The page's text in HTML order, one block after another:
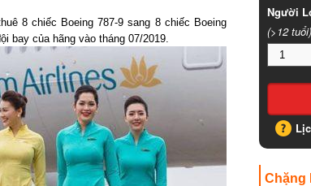
8 chiếc Boeing 787-9 sang 8 chiếc Boeing
bay của hãng vào tháng 07/2019.
Người
(>12 tuổi)
Chặng